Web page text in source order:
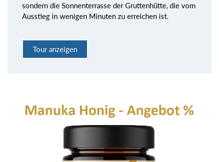
sondern die Sonnenterrasse der Gruttenhütte, die vom
Ausstieg in wenigen Minuten zu erreichen ist.
Tour anzeigen